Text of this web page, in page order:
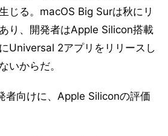
じる。macOS Big Surは秋にリ
り、開発者はApple Silicon搭載
Universal 2アプリをリリースし
いからだ。
者向けに、Apple Siliconの評価